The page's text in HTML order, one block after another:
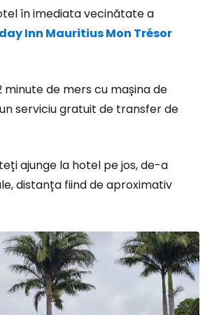
în imediata vecinătate a
Inn Mauritius Mon Trésor
minute de mers cu mașina de
serviciu gratuit de transfer de
ajunge la hotel pe jos, de-a
distanța fiind de aproximativ